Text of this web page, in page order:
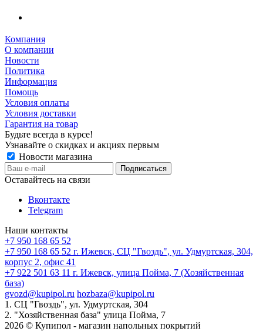
Компания
О компании
Новости
Политика
Информация
Помощь
Условия оплаты
Условия доставки
Гарантия на товар
Будьте всегда в курсе!
Узнавайте о скидках и акциях первым
Новости магазина
Оставайтесь на связи
Вконтакте
Telegram
Наши контакты
+7 950 168 65 52
+7 950 168 65 52 г. Ижевск, СЦ "Гвоздь", ул. Удмуртская, 304,
корпус 2, офис 41
+7 922 501 63 11 г. Ижевск, улица Пойма, 7 (Хозяйственная
база)
gvozd@kupipol.ru hozbaza@kupipol.ru
1. СЦ "Гвоздь", ул. Удмуртская, 304
2. "Хозяйственная база" улица Пойма, 7
2026 © Купипол - магазин напольных покрытий